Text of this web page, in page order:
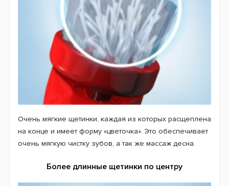
Сменнные насадки Oral-B EB10 были разработаны для
и потребностей при проведении процедуры очистки.
Сменные насадки позволят ребенку уже с раннего